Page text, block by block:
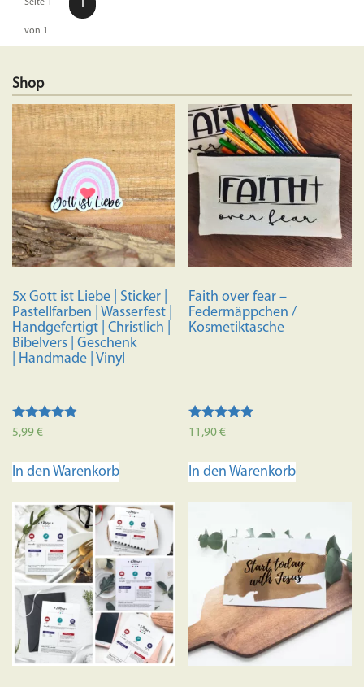
Seite 1
von 1
1
Shop
5x Gott ist Liebe | Sticker |
Pastellfarben | Wasserfest |
Handgefertigt | Christlich |
Bibelvers | Geschenk
| Handmade | Vinyl
Bewertet
von 5
5,99€
In den Warenkorb
Faith over fear –
Federmäppchen /
Kosmetiktasche
Bewertet mit
11,90€
In den Warenkorb